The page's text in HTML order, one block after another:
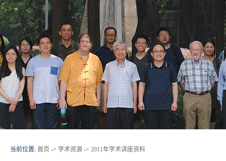
当前位置: 首页 -> 学术资源 -> 2011年学术讲座资料